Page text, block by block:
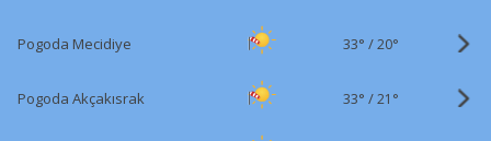
Pogoda Mecidiye 33° /20°
Pogoda Akçakısrak 33° /21°